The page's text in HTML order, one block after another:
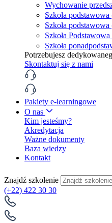
Wychowanie
Szkoła podstawowa
Szkoła podstawowa
Szkoła
Szkoła
Potrzebujesz
Skontaktuj się z nami
Pakiety e-learningowe
O nas
Kim jesteśmy?
Akredytacja
Ważne dokumenty
Baza wiedzy
Kontakt
Znajdź szkolenie
(+22) 422 30 30